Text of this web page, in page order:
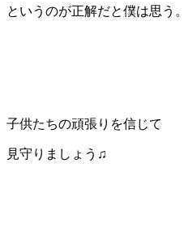
というのが正解だと僕は思う。
子供たちの頑張りを信じて
見守りましょう♫